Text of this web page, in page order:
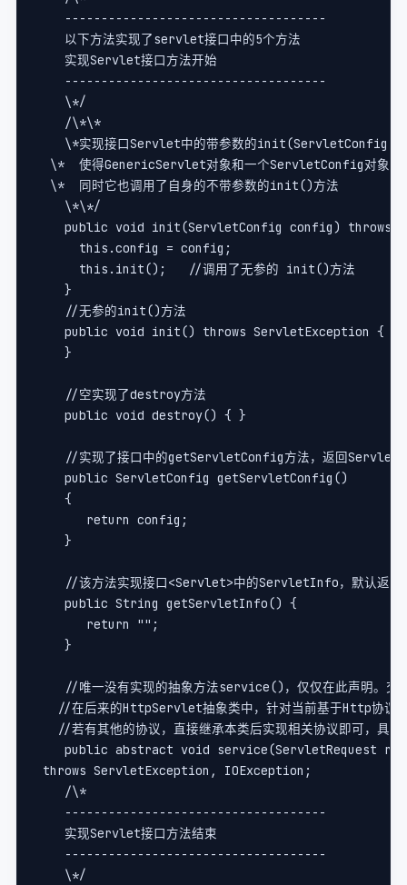
    ------------------------------------
    以下方法实现了servlet接口中的5个方法
    实现Servlet接口方法开始
    ------------------------------------
    \*/
    /\*\*
\*实现接口Servlet中的带参数的init(ServletConfig
\*  使得GenericServlet对象和一个ServletConfig对
  \*  同时它也调用了自身的不带参数的init()方法
    \*\*/
public void init(ServletConfig config)
      this.config = config;
      this.init();   //调用了无参的 init()方法
    }
    //无参的init()方法
public void init() throws
    }
    //空实现了destroy方法
    public void destroy() { }
//实现了接口中的getServletConfig方法，返回
    public ServletConfig getServletConfig()
    {
       return config;
    }
//该方法实现接口<Servlet>中的ServletInfo，默认
    public String getServletInfo() {
       return "";
    }
//唯一没有实现的抽象方法service()，仅仅在此声明
//在后来的HttpServlet抽象类中，针对当前基于Http
//若有其他的协议，直接继承本类后实现相关协议即可
public abstract void service(ServletRequest
throws ServletException, IOException;
    /\*
    ------------------------------------
    实现Servlet接口方法结束
    ------------------------------------
    \*/